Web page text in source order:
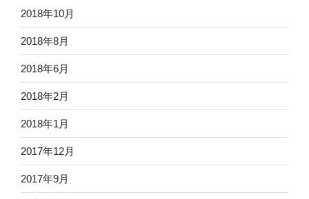
2018年10月
2018年8月
2018年6月
2018年2月
2018年1月
2017年12月
2017年9月